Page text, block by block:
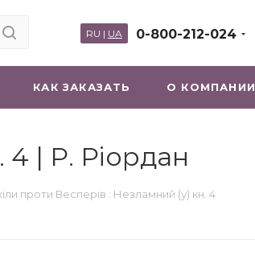
0-800-212-024
RU | UA
КАК ЗАКАЗАТЬ О КОМПАНИИ
4 | Р. Ріордан
проти Весперів : Незламний (у) кн. 4